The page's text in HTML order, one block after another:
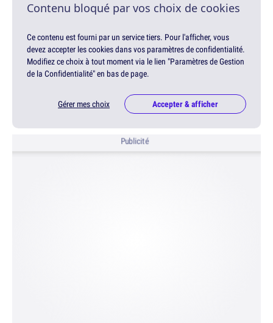
Contenu bloqué par vos choix de cookies
Ce contenu est fourni par un service tiers. Pour l'afficher, vous
devez accepter les cookies dans vos paramètres de confidentialité.
Modifiez ce choix à tout moment via le lien "Paramètres de Gestion
de la Confidentialité" en bas de page.
Gérer mes choix Accepter & afficher
Publicité